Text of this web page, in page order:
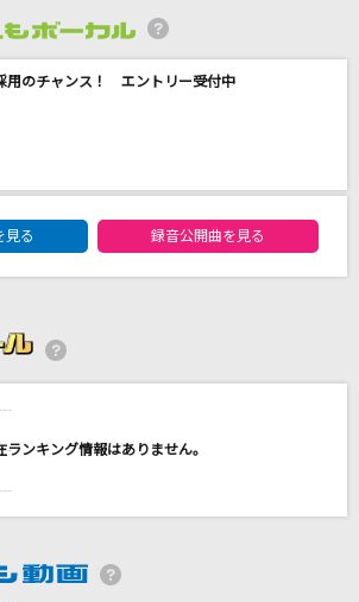
3丁目、貴方の家～
用のチャンス！ エントリー受付中
もボーカルエントリーランキング
見る
録音公開曲を見る